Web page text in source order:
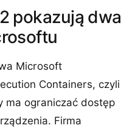
pokazują dwa
Microsoft
Containers, czyli
ma ograniczać dostęp
Firma